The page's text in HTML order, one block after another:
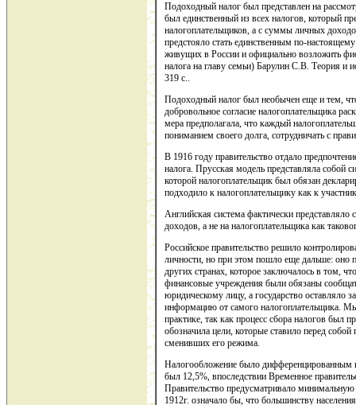
Подоходный налог был представлен на
был единственный из всех налогов, который
налогоплательщиков, а с суммы личных
предстояло стать единственным по-
живущих в России и официально возложить
налога на главу семьи) Барулин С.В. Теория
319 с..
Подоходный налог был необычен еще и тем,
добровольное согласие налогоплательщика
мера предполагала, что каждый
пониманием своего долга, сотрудничать с
В 1916 году правительство отдало
налога. Прусская модель представляла собой
которой налогоплательщик был обязан
подходило к налогоплательщику как к
Английская система фактически
доходов, а не на налогоплательщика как
Российское правительство решило
личности, но при этом пошло еще дальше: оно
других странах, которое заключалось в том,
финансовые учреждения были обязаны
юридическому лицу, а государство оставляло
информацию от самого налогоплательщика.
практике, так как процесс сбора налогов был
обозначила цели, которые ставило перед
сменивших его режима.
Налогообложение было дифференцированным
был 12,5%, впоследствии Временное
Правительство предусматривало
1912г. означало бы, что большинству